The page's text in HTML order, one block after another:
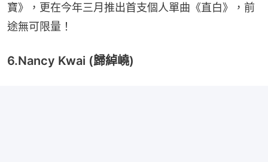
寶》，更在今年三月推出首支個人單曲《直白》，前
途無可限量！
6.Nancy Kwai (歸綽嶢)